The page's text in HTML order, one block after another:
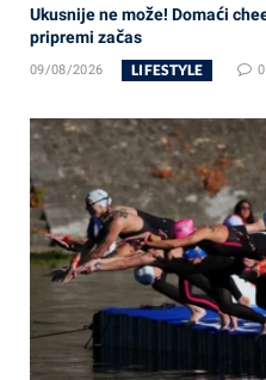
Ukusnije ne može! Domaći
pripremi začas
09/08/2026 LIFESTYLE 0